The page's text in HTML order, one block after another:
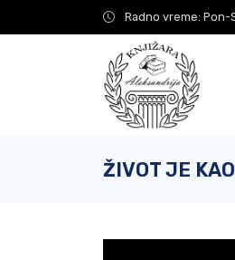
Radno vreme: Pon-
ŽIVOT JE